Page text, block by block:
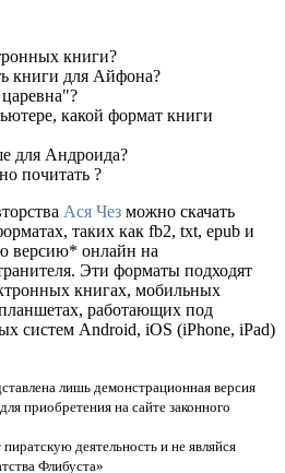
книги?
книги для Айфона?
какой формат книги
для Андроида?
почитать ?
Ася Чез можно скачать
таких как fb2, txt, epub и
версию* онлайн на
Эти форматы подходят
книгах, мобильных
работающих под
систем Android, iOS (iPhone, iPad)
лишь демонстрационная версия
приобретения на сайте законного
деятельность и не являйся
Флибуста»